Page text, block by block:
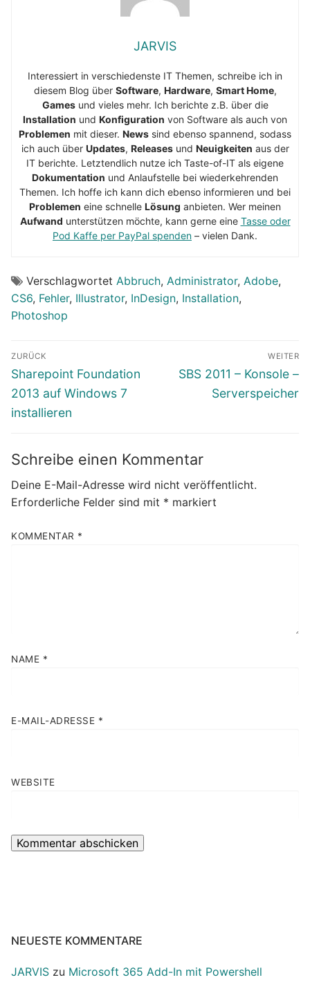
JARVIS
Interessiert in verschiedenste IT Themen, schreibe ich in
diesem Blog über Software, Hardware, Smart Home,
Gamesund vieles mehr. Ich berichte z.B. über die
Installation und Konfiguration von Software als auch von
Problemen mit dieser. News sind ebenso spannend, sodass
ich auch über Updates, Releasesund Neuigkeiten aus der
IT berichte. Letztendlich nutze ich Taste-of-IT als eigene
Dokumentation und Anlaufstelle bei wiederkehrenden
Themen. Ich hoffe ich kann dich ebenso informieren und bei
Problemen eine schnelle Lösung anbieten. Wer meinen
Aufwand unterstützen möchte, kann gerne eine Tasse oder
Pod Kaffe per PayPal spenden – vielen Dank.
Verschlagwortet Abbruch, Administrator, Adobe,
CS6, Fehler, Illustrator, InDesign, Installation,
Photoshop
Beitragsnavigation
ZURÜCK
Vorheriger
Beitrag:
Sharepoint Foundation
2013 auf Windows 7
installieren
WEITER
Nächster
Beitrag:
SBS 2011 – Konsole –
Serverspeicher
Schreibe einen Kommentar
Deine E-Mail-Adresse wird nicht veröffentlicht.
Erforderliche Felder sind mit * markiert
KOMMENTAR *
NAME *
E-MAIL-ADRESSE *
WEBSITE
NEUESTE KOMMENTARE
JARVIS zu Microsoft 365 Add-In mit Powershell